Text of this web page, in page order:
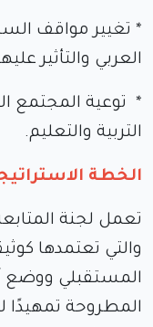
* تغيير مواقف
العربي والتأثير
* توعية المجتمع
التربية والتعليم.
الخطة
تعمل لجنة
والتي تعتمدها
المستقبلي ووضع
المطروحة تمهيدًا